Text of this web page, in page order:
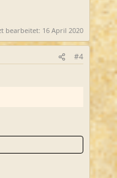
bearbeitet: 16 April 2020
#4